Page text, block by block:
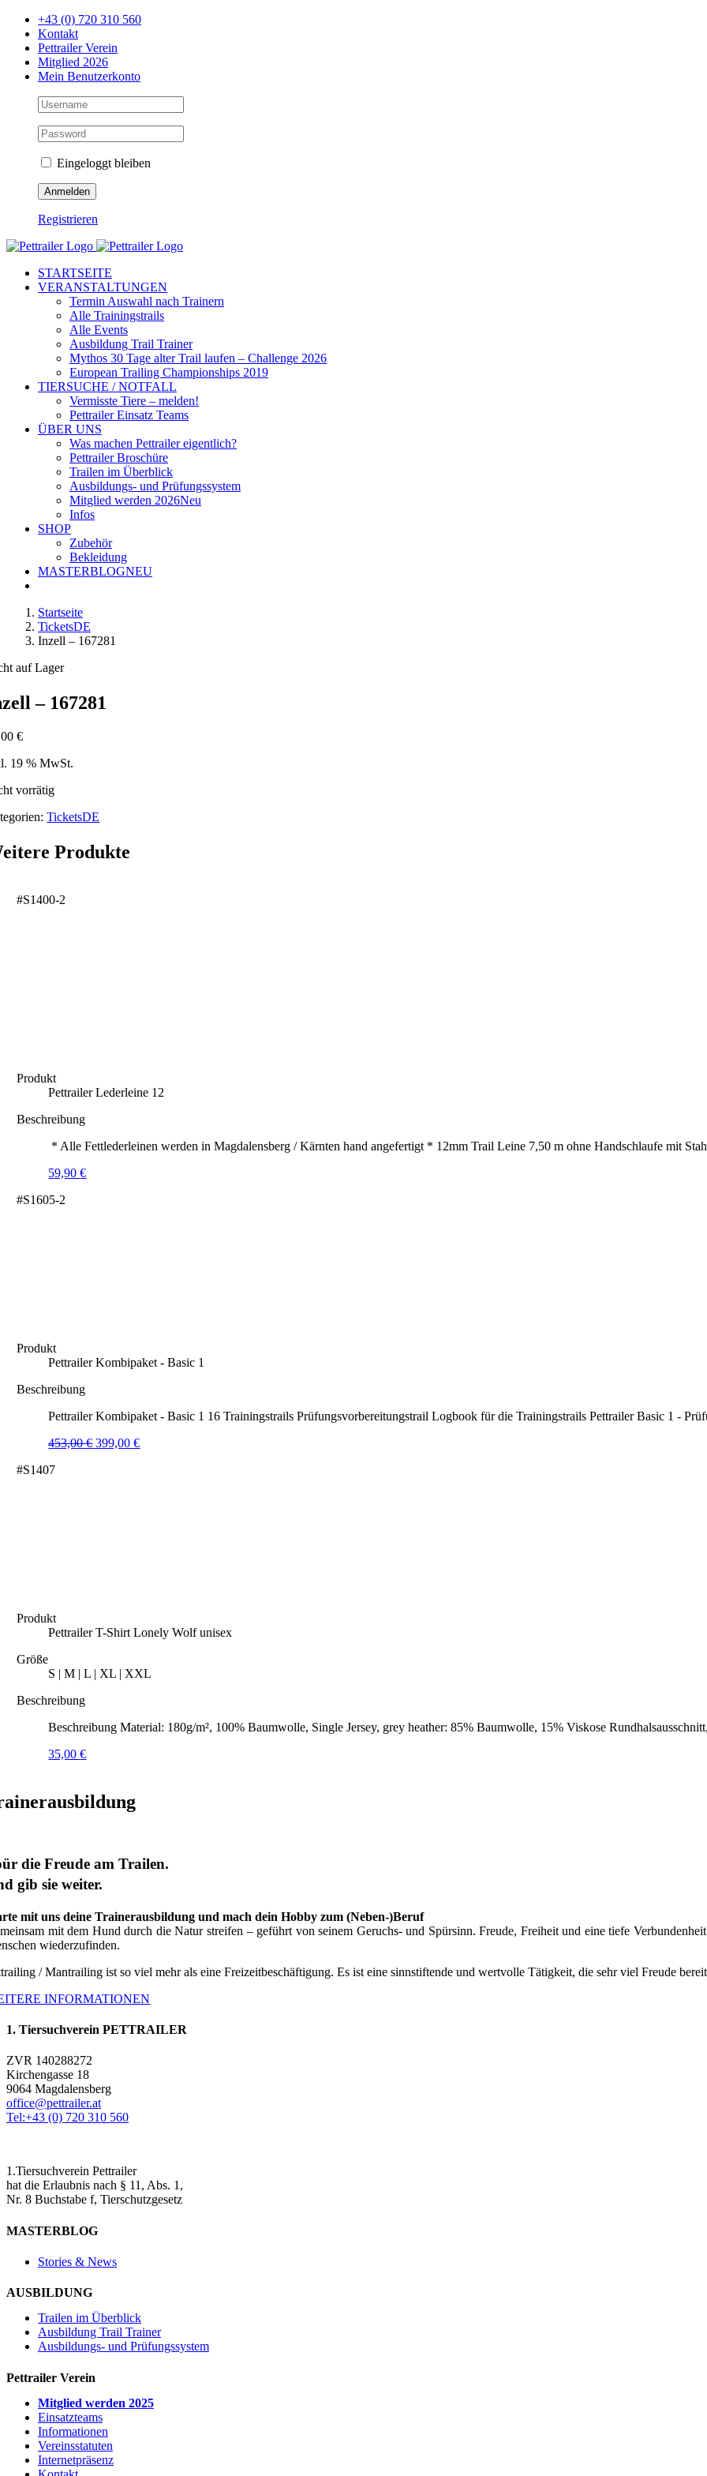
Zum
Inhalt
springen
+43 (0) 720 310 560
Kontakt
Pettrailer Verein
Mitglied 2026
Mein Benutzerkonto
Eingeloggt bleiben
Registrieren
Facebook
X
YouTube
Instagram
STARTSEITE
VERANSTALTUNGEN
Termin Auswahl nach Trainern
Alle Trainingstrails
Alle Events
Ausbildung Trail Trainer
Mythos 30 Tage alter Trail laufen – Challenge 2026
European Trailing Championships 2019
TIERSUCHE / NOTFALL
Vermisste Tiere – melden!
Pettrailer Einsatz Teams
ÜBER UNS
Was machen Pettrailer eigentlich?
Pettrailer Broschüre
Trailen im Überblick
Ausbildungs- und Prüfungssystem
Mitglied werden 2026Neu
Infos
SHOP
Zubehör
Bekleidung
MASTERBLOGNEU
Startseite
TicketsDE
Inzell – 167281
auf Lager
– 167281
€
19 % MwSt.
vorrätig
TicketsDE
Produkte
#S1400-2
Produkt
Pettrailer Lederleine 12
Beschreibung
* Alle Fettlederleinen werden in Magdalensberg / Kärnten hand angefertigt * 12mm Trail Leine 7,50 m ohne Handschlaufe mit
59,90€
#S1605-2
Produkt
Pettrailer Kombipaket - Basic 1
Beschreibung
Pettrailer Kombipaket - Basic 1 16 Trainingstrails Prüfungsvorbereitungstrail Logbook für die Trainingstrails Pettrailer Basic 1 -
453,00€ Ursprünglicher
399,00€Aktueller
#S1407
Produkt
Pettrailer T-Shirt Lonely Wolf unisex
Größe
S | M | L | XL | XXL
Beschreibung
Beschreibung Material: 180g/m², 100% Baumwolle, Single Jersey, grey heather: 85% Baumwolle, 15% Viskose
35,00€
die Freude am Trailen.
gib sie weiter.
mit uns deine Trainerausbildung und mach dein Hobby zum (Neben-)Beruf
mit dem Hund durch die Natur streifen – geführt von seinem Geruchs- und Spürsinn. Freude, Freiheit und eine tiefe
wiederzufinden.
/ Mantrailing ist so viel mehr als eine Freizeitbeschäftigung. Es ist eine sinnstiftende und wertvolle Tätigkeit, die sehr viel Freude
INFORMATIONEN
1. Tiersuchverein PETTRAILER
ZVR 140288272
Kirchengasse 18
9064 Magdalensberg
office@pettrailer.at
Tel:+43 (0) 720 310 560
1.Tiersuchverein Pettrailer
hat die Erlaubnis nach § 11, Abs. 1,
Nr. 8 Buchstabe f, Tierschutzgesetz
MASTERBLOG
Stories & News
AUSBILDUNG
Trailen im Überblick
Ausbildung Trail Trainer
Ausbildungs- und Prüfungssystem
Pettrailer Verein
Mitglied werden 2025
Einsatzteams
Informationen
Vereinsstatuten
Internetpräsenz